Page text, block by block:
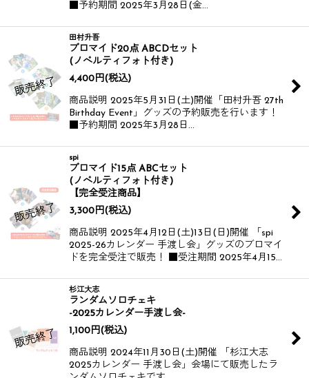
■予約期間 2025年3月28日(金…
田村升吾
ブロマイド20点 ABCDセット
(ノベルティフォト付き)
4,400 円(税込)
商品説明 2025年5月31日(土)開催​​ 「田村升吾 27th
Birthday Event」グッズの予約販売を行います！​​​​
■予約期間 2025年3月28日…
spi
ブロマイド15点 ABCセット
(ノベルティフォト付き)
【完全受注商品】
3,300 円(税込)
商品説明 2025年4月12日(土)13日(日)開催 「spi
2025-26カレンダー 手渡し会」グッズのブロマイ
ドを完全受注で販売！ ■受注期間 2025年4月15…
杉江大志
ランダムソロチェキ
-2025カレンダー手渡し会-
1,100 円(税込)
商品説明 2024年11月30日(土)開催 「杉江大志
2025カレンダー 手渡し会」会場にて販売したラ